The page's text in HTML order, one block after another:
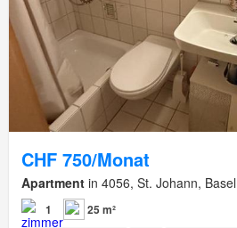
CHF 750/Monat
Apartment in 4056, St. Johann,
1 25 m²